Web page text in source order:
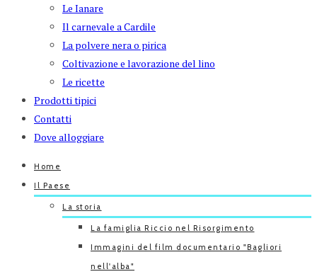
Le Ianare
Il carnevale a Cardile
La polvere nera o pirica
Coltivazione e lavorazione del lino
Le ricette
Prodotti tipici
Contatti
Dove alloggiare
Home
Il Paese
La storia
La famiglia Riccio nel Risorgimento
Immagini del film documentario "Bagliori
nell'alba"